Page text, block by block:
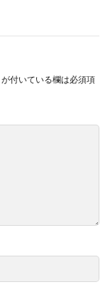
が付いている欄は必須項